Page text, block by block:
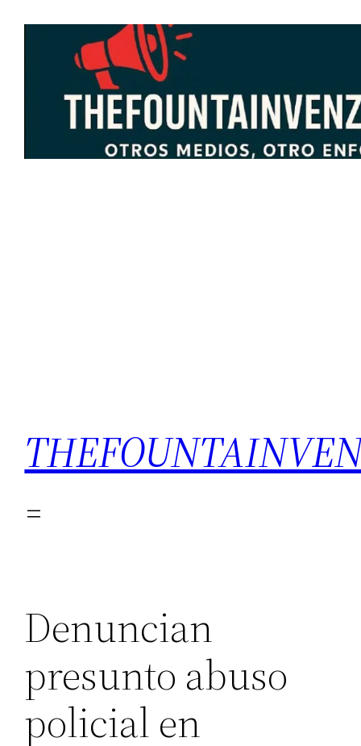
contenido
Denuncian
presunto abuso
policial en